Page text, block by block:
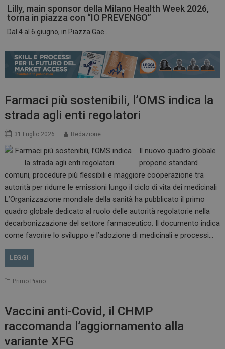
Lilly, main sponsor della Milano Health Week 2026,
torna in piazza con “IO PREVENGO”
Dal 4 al 6 giugno, in Piazza Gae...
Farmaci più sostenibili, l’OMS indica la
strada agli enti regolatori
31 Luglio 2026 Redazione
Il nuovo quadro globale
propone standard
comuni, procedure più flessibili e maggiore cooperazione tra
autorità per ridurre le emissioni lungo il ciclo di vita dei medicinali
L’Organizzazione mondiale della sanità ha pubblicato il primo
quadro globale dedicato al ruolo delle autorità regolatorie nella
decarbonizzazione del settore farmaceutico. Il documento indica
come favorire lo sviluppo e l’adozione di medicinali e processi…
LEGGI
Primo Piano
Vaccini anti-Covid, il CHMP
raccomanda l’aggiornamento alla
variante XFG
ARRAffinitySameSite
Microsoft Corporation
.www.dailyhealthindustry.it
Sessione
www.dailyhealthindustry.it